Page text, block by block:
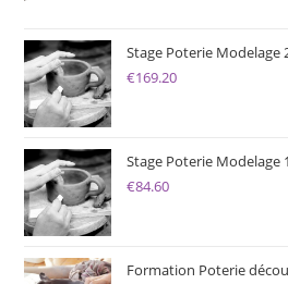
Stage Poterie Modelage
€169.20
Stage Poterie Modelage
€84.60
Formation Poterie